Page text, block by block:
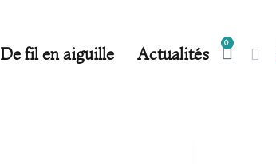
De fil en aiguille Actualités
0